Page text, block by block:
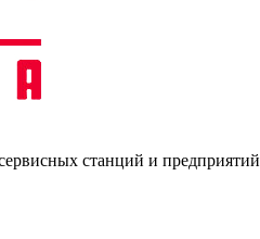
станций и предприятий